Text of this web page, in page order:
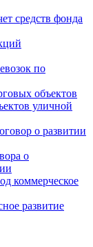
средств фонда
по
объектов
уличной
о развитии
о
коммерческое
развитие